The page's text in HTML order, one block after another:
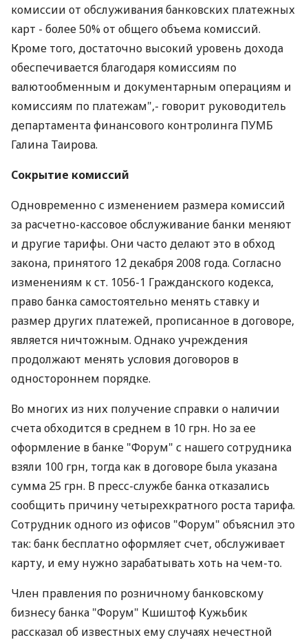
комиссии от обслуживания банковских платежных
карт - более 50% от общего объема комиссий.
Кроме того, достаточно высокий уровень дохода
обеспечивается благодаря комиссиям по
валютообменным и документарным операциям и
комиссиям по платежам",- говорит руководитель
департамента финансового контролинга ПУМБ
Галина Таирова.
Сокрытие комиссий
Одновременно с изменением размера комиссий
за расчетно-кассовое обслуживание банки меняют
и другие тарифы. Они часто делают это в обход
закона, принятого 12 декабря 2008 года. Согласно
изменениям к ст. 1056-1 Гражданского кодекса,
право банка самостоятельно менять ставку и
размер других платежей, прописанное в договоре,
является ничтожным. Однако учреждения
продолжают менять условия договоров в
одностороннем порядке.
Во многих из них получение справки о наличии
счета обходится в среднем в 10 грн. Но за ее
оформление в банке "Форум" с нашего сотрудника
взяли 100 грн, тогда как в договоре была указана
сумма 25 грн. В пресс-службе банка отказались
сообщить причину четырехкратного роста тарифа.
Сотрудник одного из офисов "Форум" объяснил это
так: банк бесплатно оформляет счет, обслуживает
карту, и ему нужно зарабатывать хоть на чем-то.
Член правления по розничному банковскому
бизнесу банка "Форум" Кшиштоф Кужьбик
рассказал об известных ему случаях нечестной